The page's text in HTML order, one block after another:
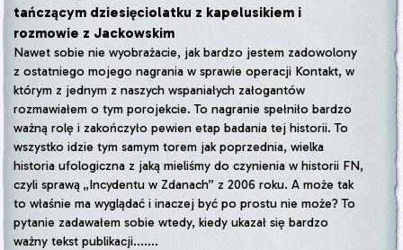
tańczącym dziesięciolatku z kapelusikiem i
rozmowie z Jackowskim
Nawet sobie nie wyobrażacie, jak bardzo jestem zadowolony
z ostatniego mojego nagrania w sprawie operacji Kontakt, w
którym z jednym z naszych wspaniałych załogantów
rozmawiałem o tym porojekcie. To nagranie spełniło bardzo
ważną rolę i zakończyło pewien etap badania tej historii. To
wszystko idzie tym samym torem jak poprzednia, wielka
historia ufologiczna z jaką mieliśmy do czynienia w historii FN,
czyli sprawą „Incydentu w Zdanach” z 2006 roku. A może tak
to właśnie ma wyglądać i inaczej być po prostu nie może? To
pytanie zadawałem sobie wtedy, kiedy ukazał się bardzo
ważny tekst publikacji.......